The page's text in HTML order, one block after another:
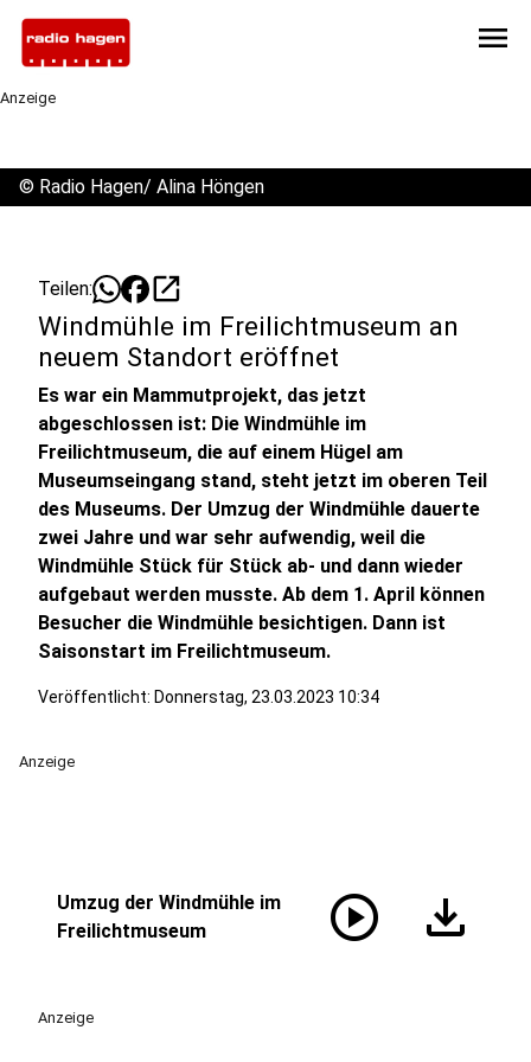
menu
Anzeige
© Radio Hagen/ Alina Höngen
Teilen: open_in_new
Windmühle im Freilichtmuseum an
neuem Standort eröffnet
Es war ein Mammutprojekt, das jetzt
abgeschlossen ist: Die Windmühle im
Freilichtmuseum, die auf einem Hügel am
Museumseingang stand, steht jetzt im oberen Teil
des Museums. Der Umzug der Windmühle dauerte
zwei Jahre und war sehr aufwendig, weil die
Windmühle Stück für Stück ab- und dann wieder
aufgebaut werden musste. Ab dem 1. April können
Besucher die Windmühle besichtigen. Dann ist
Saisonstart im Freilichtmuseum.
Veröffentlicht: Donnerstag, 23.03.2023 10:34
Anzeige
Umzug der Windmühle im
Freilichtmuseum
play_circle download
Anzeige